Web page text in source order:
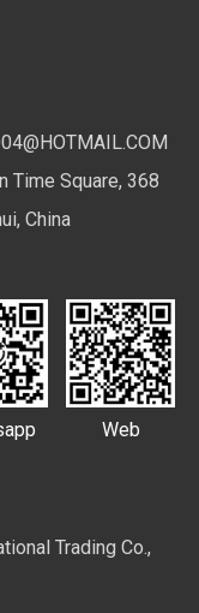
Time Square, 368
China
Web
Trading Co.,